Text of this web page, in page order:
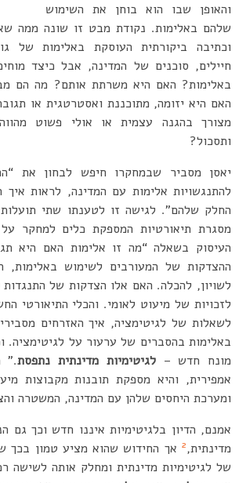
והאופן שבו הוא בוחן את השימוש
שלהם באלימות. נקודת מבט זו שונה ממה
וכתיבה ביקורתית העוסקת באלימות של
חיילים, סוכנים של המדינה, אבל כיצד
באלימות? האם היא משרתת אותם? מה הם
האם היא יזומה, מתוכננת ואסטרטגית או
מצורך בהגנה עצמית או אולי פשוט
ותסכול?
יאסן מסביר שבמחקרו חיפש לבחון את
להתנגשויות אלימות עם המדינה, לראות
החלק שלהם”. לגישה זו לטענתו שתי
מסגרת תיאורטיות המספקת כלים למחקר
העיסוק בשאלה “מה זו אלימות האם היא
ההצדקות של המעורבים לשימוש באלימות,
לשויון, להכלה. האם אלו הצדקות של
לזכויות של מיעוט לאומי. והכלי התיאורטי
לשאלות של לגיטימציה, איך האזרחים
באלימות בהסברים של ערעור על לגיטימציה.
מונח חדש –לגיטימיות מדינתית נתפסת.”
אמפירית, והיא מספקת תובנות מקבוצות
ומערכת היחסים שלהן עם המדינה, המשטרה
אמנם, הדיון בלגיטימיות איננו חדש וכך גם
מדינתית,2 אך החידוש שהוא מציע טמון בכך
של לגיטימיות מדינתית ומחלק אותה לשישה